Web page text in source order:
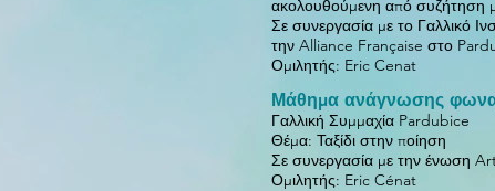
ακολουθούμενη από συζήτηση
Σε συνεργασία με το Γαλλικό
την Alliance Française στο
Ομιλητής: Eric Cenat
Μάθημα ανάγνωσης
Γαλλική Συμμαχία Pardubice
Θέμα: Ταξίδι στην ποίηση
Σε συνεργασία με την ένωση
Ομιλητής: Eric Cénat